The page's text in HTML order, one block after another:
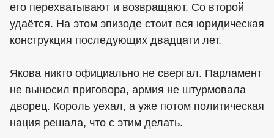
его перехватывают и возвращают. Со второй
удаётся. На этом эпизоде стоит вся юридическая
конструкция последующих двадцати лет.
Якова никто официально не свергал. Парламент
не выносил приговора, армия не штурмовала
дворец. Король уехал, а уже потом политическая
нация решала, что с этим делать.